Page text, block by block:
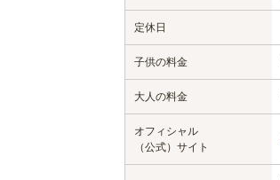
定休日
子供の料金
大人の料金
オフィシャル
（公式）サイト